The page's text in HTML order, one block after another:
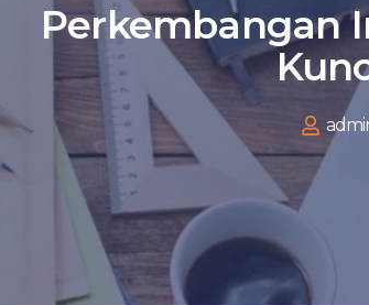
Perkembangan